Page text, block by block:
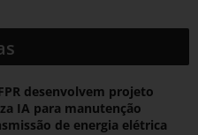
desenvolvem projeto
IA para manutenção
de energia elétrica